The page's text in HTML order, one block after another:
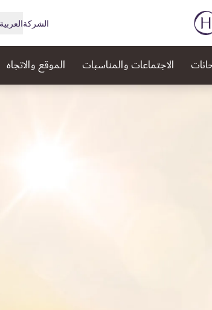
الشركةالعربية
الاجتماعات والمناسبات الموقع والاتجاه